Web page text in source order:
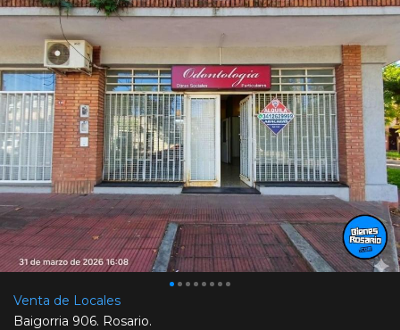
Venta de Locales
Baigorria 906. Rosario.